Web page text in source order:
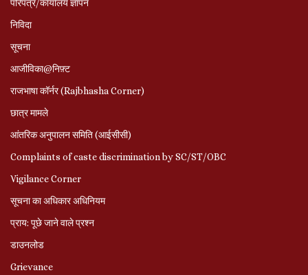
परिपत्र/कार्यालय ज्ञापन
निविदा
सूचना
आजीविका@निफ़्ट
राजभाषा कॉर्नर (Rajbhasha Corner)
छात्र मामले
आंतरिक अनुपालन समिति (आईसीसी)
Complaints of caste discrimination by SC/ST/OBC
Vigilance Corner
सूचना का अधिकार अधिनियम
प्राय: पूछे जाने वाले प्रश्‍न
डाउनलोड
Grievance